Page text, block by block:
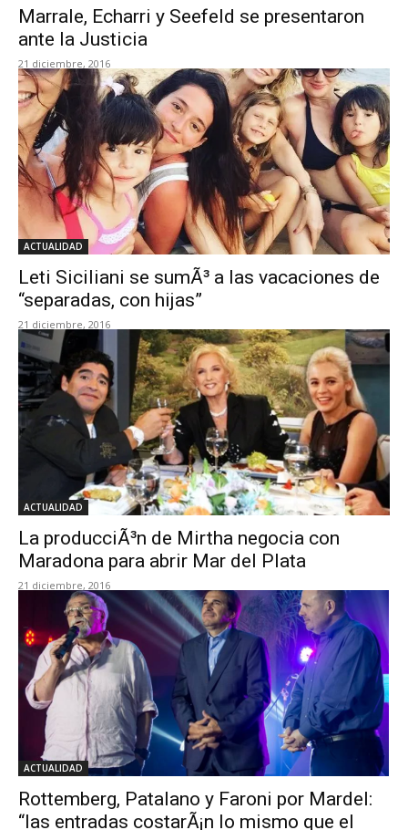
Marrale, Echarri y Seefeld se presentaron
ante la Justicia
21 diciembre, 2016
ACTUALIDAD
Leti Siciliani se sumÃ³ a las vacaciones de
“separadas, con hijas”
21 diciembre, 2016
ACTUALIDAD
La producciÃ³n de Mirtha negocia con
Maradona para abrir Mar del Plata
21 diciembre, 2016
ACTUALIDAD
Rottemberg, Patalano y Faroni por Mardel:
“las entradas costarÃ¡n lo mismo que el